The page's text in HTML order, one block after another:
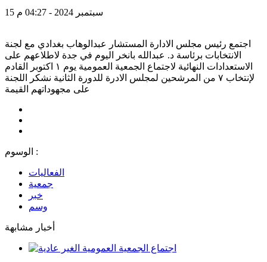
15 سبتمبر 2024 - 04:27 م
اجتمع رئيس مجلس الادارة المستشار عبدالوهاب بغدادي مع لجنة
الانتخابات برئاسة د. عبدالله بانخر اليوم في جدة لاطلاعهم على
الاستعدادات النهائية لاجتماع الجمعية العمومية يوم ١ اكتوبر القادم
لإنتخاب ٧ من المرشحين لمجلس الادرة للدورة الثانية نشكر اللجنة
على مجهوداتهم القيمة
الوسوم :
الفعاليات
جمعية
خبر
وسم
أخبار مشابهة